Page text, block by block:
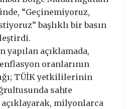
“Geçinemiyoruz,
başlıklı bir basın
yapılan açıklamada,
oranlarının
TÜİK yetkililerinin
sahte
milyonlarca